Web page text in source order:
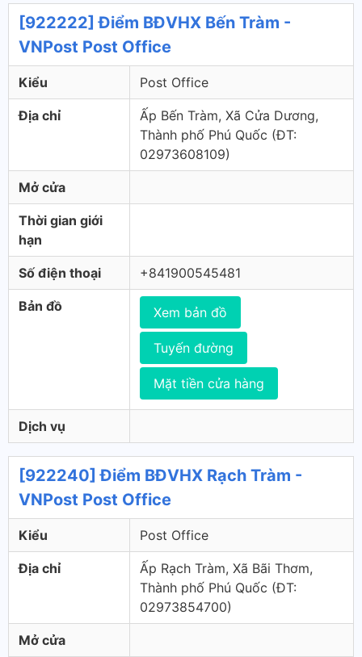
[922222] Điểm BĐVHX Bến Tràm -
VNPost Post Office
Kiểu Post Office
Địa chỉ
Ấp Bến Tràm, Xã Cửa Dương,
Thành phố Phú Quốc (ÐT:
02973608109)
Mở cửa
Thời gian giới
hạn
Số điện thoại +841900545481
Bản đồ Xem bản đồ
Tuyến đường
Mặt tiền cửa hàng
Dịch vụ
[922240] Điểm BĐVHX Rạch Tràm -
VNPost Post Office
Kiểu Post Office
Địa chỉ
Ấp Rạch Tràm, Xã Bãi Thơm,
Thành phố Phú Quốc (ÐT:
02973854700)
Mở cửa